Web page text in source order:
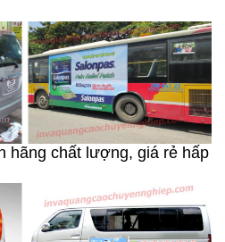
hãng chất lượng, giá rẻ hấp